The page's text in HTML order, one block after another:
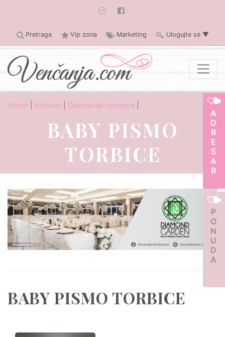
Pretraga Vip zona Marketing Ulogujte se ▼
ADRESAR
PONUDA
Home Adresar Dekoracija i oprema
BABY PISMO
TORBICE
BABY PISMO TORBICE